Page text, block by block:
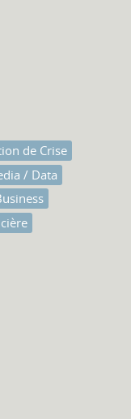
de Crise
/ Data